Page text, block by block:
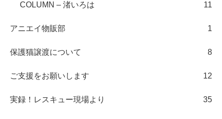
COLUMN – 渚いろは 11
アニエイ物販部 1
保護猫譲渡について 8
ご支援をお願いします 12
実録！レスキュー現場より 35